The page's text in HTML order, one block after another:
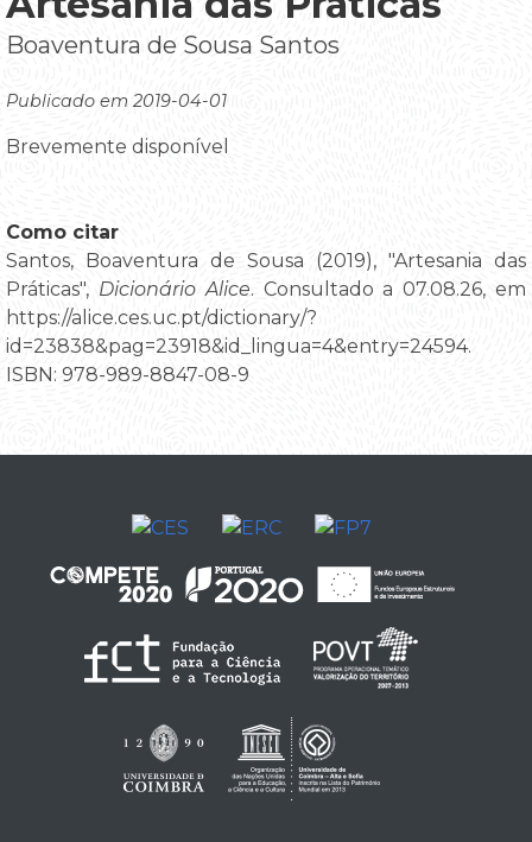
Boaventura de Sousa Santos
Publicado em 2019-04-01
Brevemente disponível
Como citar
Santos, Boaventura de Sousa (2019), "Artesania das
Práticas", Dicionário Alice. Consultado a 07.08.26, em
https://alice.ces.uc.pt/dictionary/?
id=23838&pag=23918&id_lingua=4&entry=24594.
ISBN: 978-989-8847-08-9